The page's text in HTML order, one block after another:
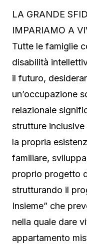
LA GRANDE
IMPARIAMO A
Tutte le famiglie
disabilità
il futuro,
un’occupazione
relazionale
strutture
la propria
familiare,
proprio progetto
strutturando il
Insieme” che
nella quale dare
appartamento